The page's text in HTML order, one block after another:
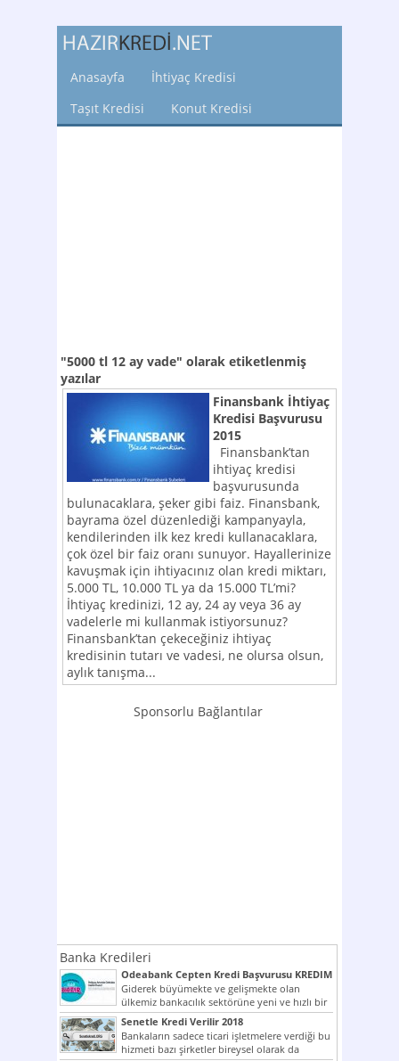
Anasayfa
İhtiyaç Kredisi
Taşıt Kredisi
Konut Kredisi
"5000 tl 12 ay vade" olarak etiketlenmiş
yazılar
Finansbank İhtiyaç
Kredisi Başvurusu
2015
Finansbank’tan
ihtiyaç kredisi
başvurusunda
bulunacaklara, şeker gibi faiz. Finansbank,
bayrama özel düzenlediği kampanyayla,
kendilerinden ilk kez kredi kullanacaklara,
çok özel bir faiz oranı sunuyor. Hayallerinize
kavuşmak için ihtiyacınız olan kredi miktarı,
5.000 TL, 10.000 TL ya da 15.000 TL’mi?
İhtiyaç kredinizi, 12 ay, 24 ay veya 36 ay
vadelerle mi kullanmak istiyorsunuz?
Finansbank’tan çekeceğiniz ihtiyaç
kredisinin tutarı ve vadesi, ne olursa olsun,
aylık tanışma...
Sponsorlu Bağlantılar
Banka Kredileri
Odeabank Cepten Kredi Başvurusu KREDIM
8444
Giderek büyümekte ve gelişmekte olan
ülkemiz bankacılık sektörüne yeni ve hızlı bir
giriş yapmış olan...
Senetle Kredi Verilir 2018
Bankaların sadece ticari işletmelere verdiği bu
hizmeti bazı şirketler bireysel olarak da